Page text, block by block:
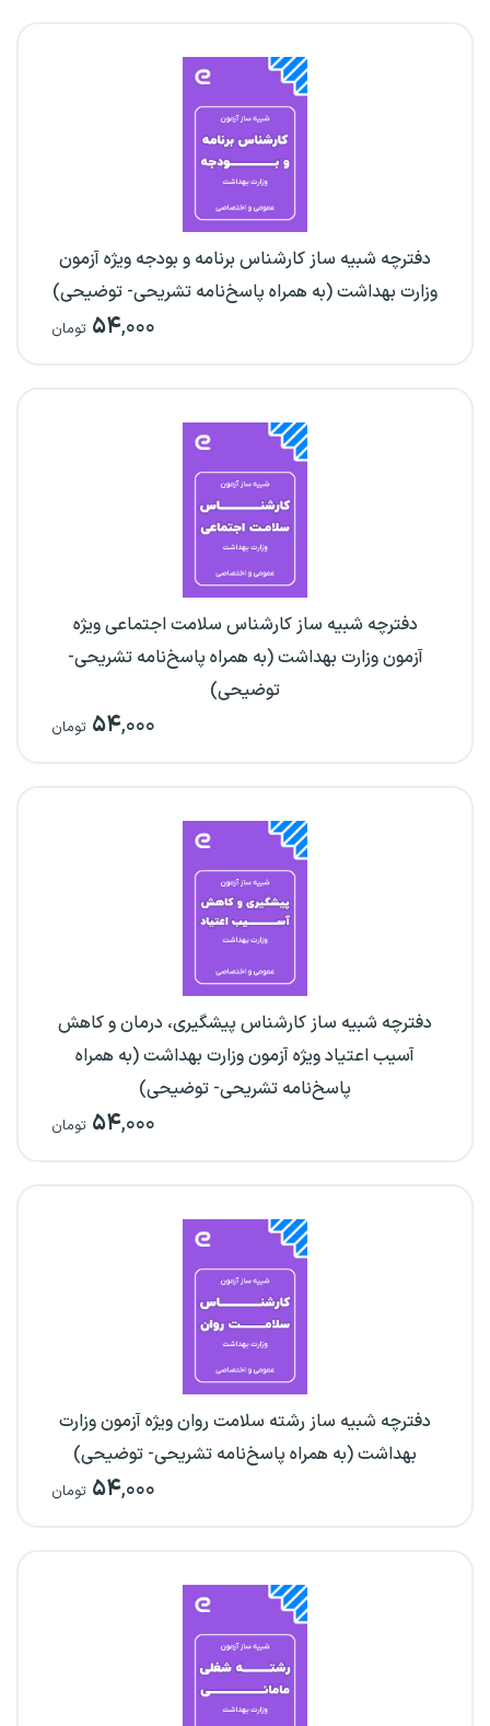
دفترچه شبیه ساز کارشناس برنامه و بودجه ویژه آزمون
وزارت بهداشت (به همراه پاسخ‌نامه تشریحی- توضیحی)
۵۴,۰۰۰ تومان
دفترچه شبیه ساز کارشناس سلامت اجتماعی ویژه
آزمون وزارت بهداشت (به همراه پاسخ‌نامه تشریحی-
توضیحی)
۵۴,۰۰۰ تومان
دفترچه شبیه ساز کارشناس پیشگیری، درمان و کاهش
آسیب اعتیاد ویژه آزمون وزارت بهداشت (به همراه
پاسخ‌نامه تشریحی- توضیحی)
۵۴,۰۰۰ تومان
دفترچه شبیه ساز رشته سلامت روان ویژه آزمون وزارت
بهداشت (به همراه پاسخ‌نامه تشریحی- توضیحی)
۵۴,۰۰۰ تومان